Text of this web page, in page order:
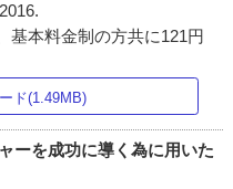
基本料金制の方共に121円
ド(1.49MB)
ーを成功に導く為に用いた